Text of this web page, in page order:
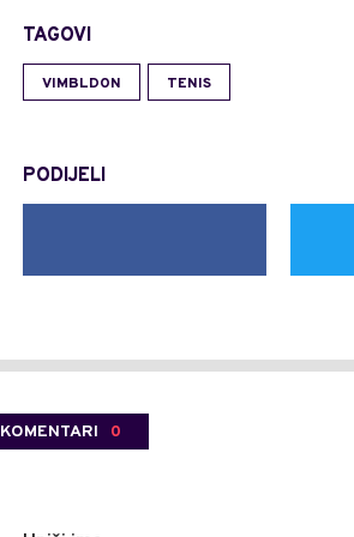
TAGOVI
VIMBLDON TENIS
PODIJELI
KOMENTARI 0